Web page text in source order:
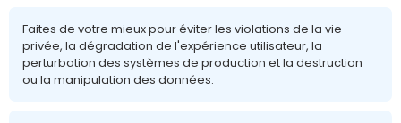
Faites de votre mieux pour éviter les violations de la vie
privée, la dégradation de l'expérience utilisateur, la
perturbation des systèmes de production et la destruction
ou la manipulation des données.